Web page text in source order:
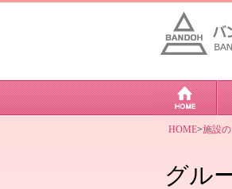
HOME>施設
グル